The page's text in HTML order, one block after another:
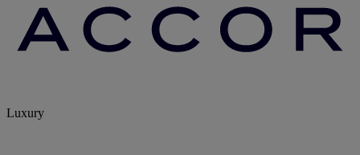
Luxury